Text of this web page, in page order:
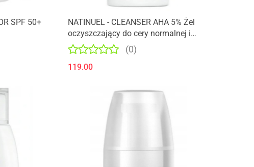
SPF 50+
NATINUEL - CLEANSER AHA 5% Żel
oczyszczający do cery normalnej i
mieszanej 150 ml(0)
119.00